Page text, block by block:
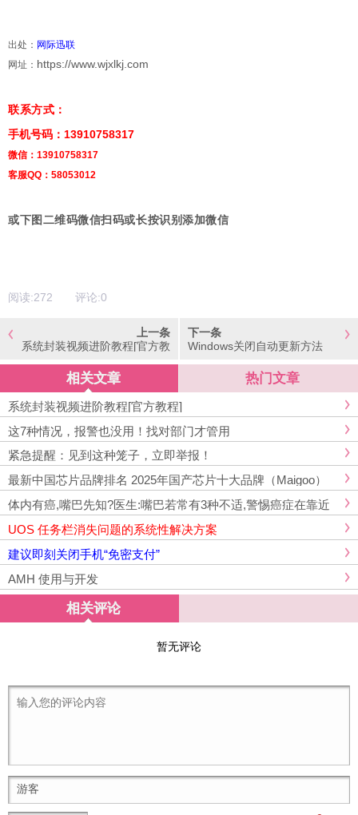
出处： 网际迅联
网址： https://www.wjxlkj.com
联系方式：
手机号码：13910758317
微信：13910758317
客服QQ：58053012
或下图二维码微信扫码或长按识别添加微信
阅读:272 评论:0
上一条
系统封装视频进阶教程[官方教
下一条
Windows关闭自动更新方法
相关文章 热门文章
系统封装视频进阶教程[官方教程]
这7种情况，报警也没用！找对部门才管用
紧急提醒：见到这种笼子，立即举报！
最新中国芯片品牌排名 2025年国产芯片十大品牌（Maigoo）
体内有癌,嘴巴先知?医生:嘴巴若常有3种不适,警惕癌症在靠近
UOS 任务栏消失问题的系统性解决方案
建议即刻关闭手机“免密支付”
AMH 使用与开发
相关评论
暂无评论